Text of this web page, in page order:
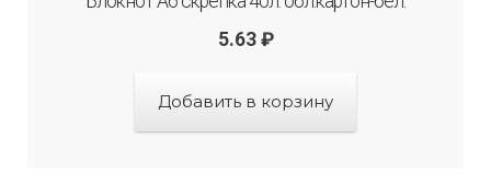
5.63 ₽
Добавить в корзину